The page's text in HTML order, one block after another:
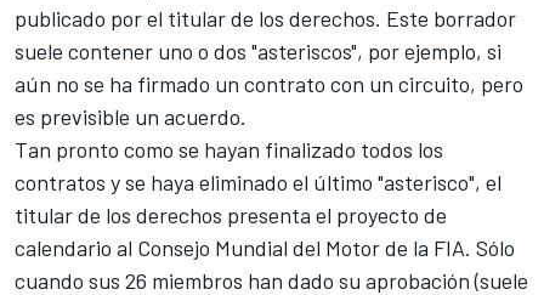
publicado por el titular de los derechos. Este borrador
suele contener uno o dos "asteriscos", por ejemplo, si
aún no se ha firmado un contrato con un circuito, pero
es previsible un acuerdo.
Tan pronto como se hayan finalizado todos los
contratos y se haya eliminado el último "asterisco", el
titular de los derechos presenta el proyecto de
calendario al Consejo Mundial del Motor de la FIA. Sólo
cuando sus 26 miembros han dado su aprobación (suele